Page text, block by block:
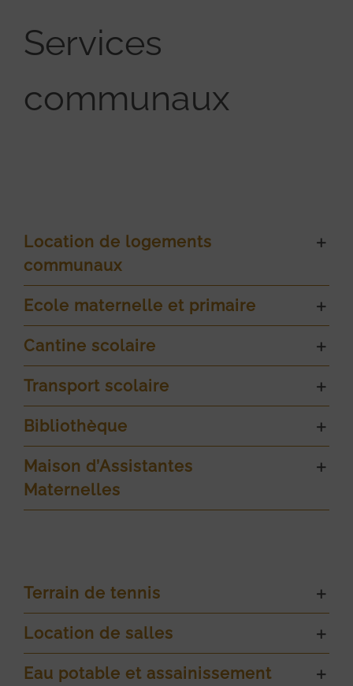
Services
communaux
Location de logements
communaux
Ecole maternelle et primaire
Cantine scolaire
Transport scolaire
Bibliothèque
Maison d’Assistantes
Maternelles
Terrain de tennis
Location de salles
Eau potable et assainissement